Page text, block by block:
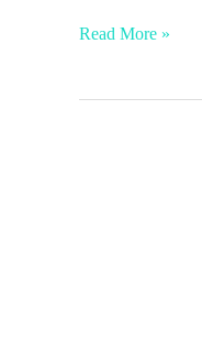
Read More »